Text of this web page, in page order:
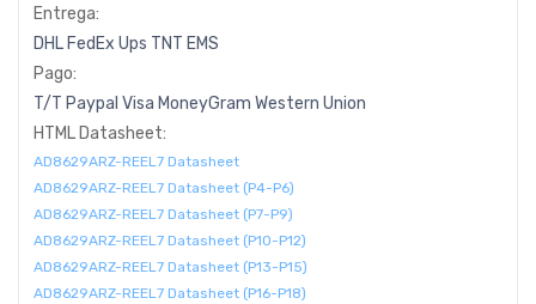
Entrega:
DHL FedEx Ups TNT EMS
Pago:
T/T Paypal Visa MoneyGram Western Union
HTML Datasheet:
AD8629ARZ-REEL7 Datasheet
AD8629ARZ-REEL7 Datasheet (P4-P6)
AD8629ARZ-REEL7 Datasheet (P7-P9)
AD8629ARZ-REEL7 Datasheet (P10-P12)
AD8629ARZ-REEL7 Datasheet (P13-P15)
AD8629ARZ-REEL7 Datasheet (P16-P18)